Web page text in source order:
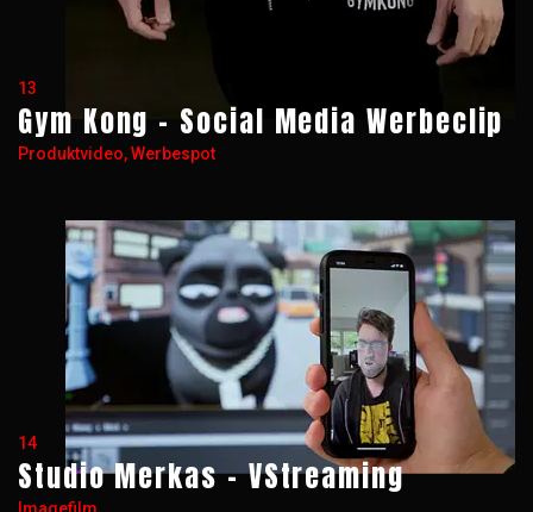
13
Gym Kong - Social Media Werbeclip
Produktvideo, Werbespot
14
Studio Merkas - VStreaming